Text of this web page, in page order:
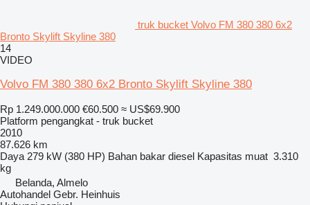
truk bucket Volvo FM 380 380 6x2
Bronto Skylift Skyline 380
14
VIDEO
Volvo FM 380 380 6x2 Bronto Skylift Skyline 380
Rp 1.249.000.000 €60.500 ≈ US$69.900
Platform pengangkat - truk bucket
2010
87.626 km
Daya 279 kW (380 HP) Bahan bakar diesel Kapasitas muat 3.310
kg
Belanda, Almelo
Autohandel Gebr. Heinhuis